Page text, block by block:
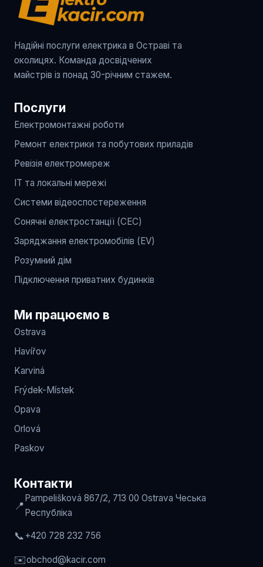
Надійні послуги електрика в Остраві та
околицях. Команда досвідчених
майстрів із понад 30-річним стажем.
Послуги
Електромонтажні роботи
Ремонт електрики та побутових приладів
Ревізія електромереж
IT та локальні мережі
Системи відеоспостереження
Сонячні електростанції (СЕС)
Заряджання електромобілів (EV)
Розумний дім
Підключення приватних будинків
Ми працюємо в
Ostrava
Havířov
Karviná
Frýdek-Místek
Opava
Orlová
Paskov
Контакти
📍
Pampelišková 867/2, 713 00 Ostrava Чеська
Республіка
📞+420 728 232 756
✉️obchod@kacir.com